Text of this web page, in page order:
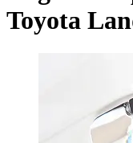
Toyota